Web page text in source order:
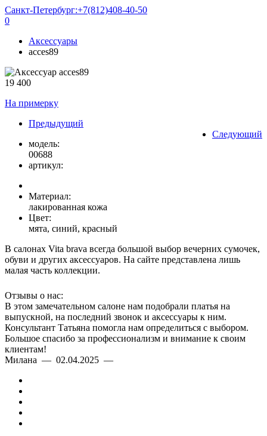
Санкт-Петербург:+7(812)408-40-50
0
Аксессуары
acces89
19 400
На примерку
Предыдущий
Следующий
модель:
00688
артикул:
Материал:
лакированная кожа
Цвет:
мята, синий, красный
В салонах Vita brava всегда большой выбор вечерних сумочек,
обуви и других аксессуаров. На сайте представлена лишь
малая часть коллекции.
Отзывы о нас:
В этом замечательном салоне нам подобрали платья на
выпускной, на последний звонок и аксессуары к ним.
Консультант Татьяна помогла нам определиться с выбором.
Большое спасибо за профессионализм и внимание к своим
клиентам!
Милана — 02.04.2025 —